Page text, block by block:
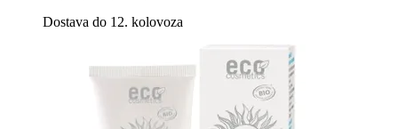
Dostava do 12. kolovoza